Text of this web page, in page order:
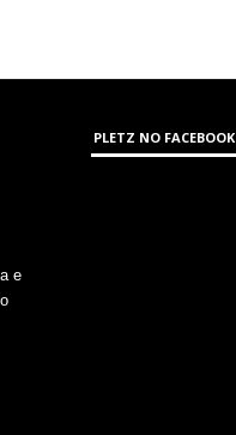
e
PLETZ NO FACEBOOK